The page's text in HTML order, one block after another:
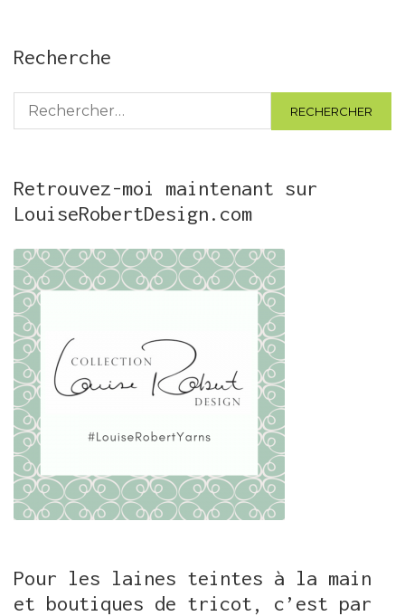
Recherche
Rechercher :
Retrouvez-moi maintenant sur
LouiseRobertDesign.com
Pour les laines teintes à la main
et boutiques de tricot, c’est par